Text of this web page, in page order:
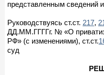
представленным сведений
Руководствуясь ст.ст. 217,
ДД.ММ.ГГГГг. № «О
РФ» (с изменениями), ст.ст.
суд